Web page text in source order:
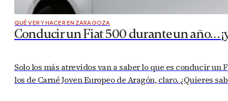
QUÉ VER Y HACER EN ZARAGOZA
Conducir un Fiat 500 durante un año…
Solo los más atrevidos van a saber lo que es conducir un
los de Carné Joven Europeo de Aragón, claro. ¿Quieres